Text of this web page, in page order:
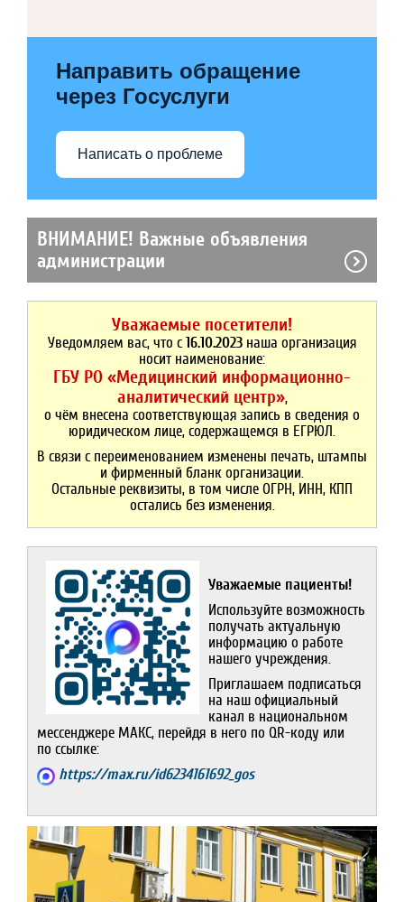
Направить обращение
через Госуслуги
Написать о проблеме
ВНИМАНИЕ! Важные объявления
администрации
Уважаемые посетители!
Уведомляем вас, что с 16.10.2023наша организация
носит наименование:
ГБУ РО «Медицинский информационно-
аналитический центр»,
о чём внесена соответствующая запись в сведения о
юридическом лице, содержащемся в ЕГРЮЛ.
В связи с переименованием изменены печать, штампы
и фирменный бланк организации.
Остальные реквизиты, в том числе ОГРН, ИНН, КПП
остались без изменения.
Уважаемые пациенты!
Используйте возможность
получать актуальную
информацию о рабо­те
нашего учреждения.
Приглашаем подписаться
на наш официальный
канал в нацио­наль­ном
мессенджере МАКС, перейдя в него по QR-коду или
по ссылке:
https://max.ru/id6234161692_gos